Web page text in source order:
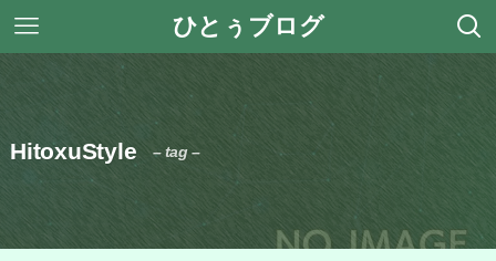
ひとぅブログ
HitoxuStyle – tag –